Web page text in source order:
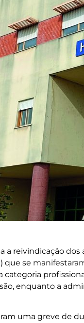
a reivindicação
que se
categoria
enquanto a
uma greve de